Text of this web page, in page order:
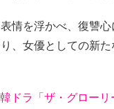
情を浮かべ、復讐
、女優としての新
ドラ「ザ・グローリ